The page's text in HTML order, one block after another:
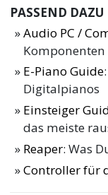
PASSEND DAZU
Audio PC /
Komponenten
E-Piano Guide
Digitalpianos
Einsteiger
das meiste
Reaper: Was
Controller für